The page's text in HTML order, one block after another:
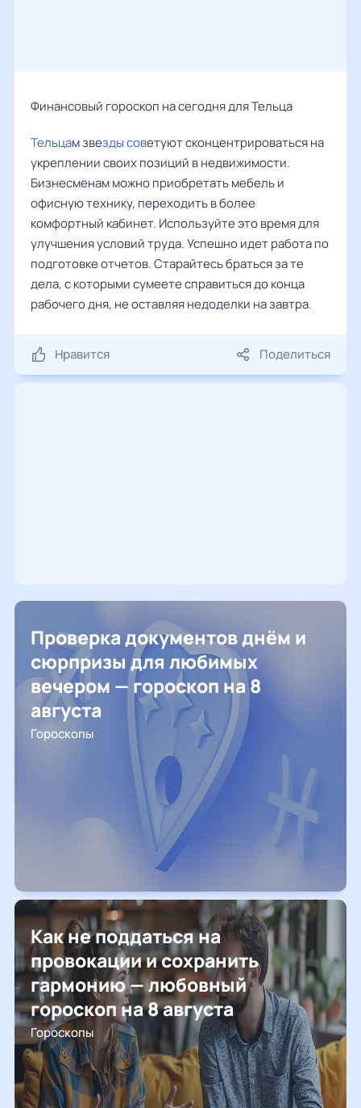
Финансовый гороскоп на сегодня для Тельца
Тельцам звезды советуют сконцентрироваться на
укреплении своих позиций в недвижимости.
Бизнесменам можно приобретать мебель и
офисную технику, переходить в более
комфортный кабинет. Используйте это время для
улучшения условий труда. Успешно идет работа по
подготовке отчетов. Старайтесь браться за те
дела, с которыми сумеете справиться до конца
рабочего дня, не оставляя недоделки на завтра.
Нравится Поделиться
Проверка документов днём и
сюрпризы для любимых
вечером — гороскоп на 8
августа
Гороскопы
Как не поддаться на
провокации и сохранить
гармонию — любовный
гороскоп на 8 августа
Гороскопы